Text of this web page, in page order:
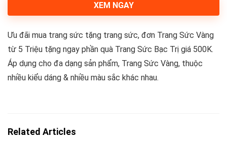
XEM NGAY
Ưu đãi mua trang sức tặng trang sức, đơn Trang Sức Vàng
từ 5 Triệu tặng ngay phần quà Trang Sức Bạc Trị giá 500K.
Áp dụng cho đa dạng sản phẩm, Trang Sức Vàng, thuộc
nhiều kiểu dáng & nhiều màu sắc khác nhau.
Related Articles